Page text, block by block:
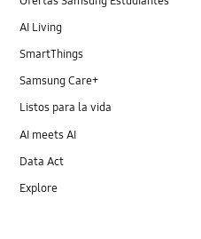
AI Living
SmartThings
Samsung Care+
Listos para la vida
AI meets AI
Data Act
Explore